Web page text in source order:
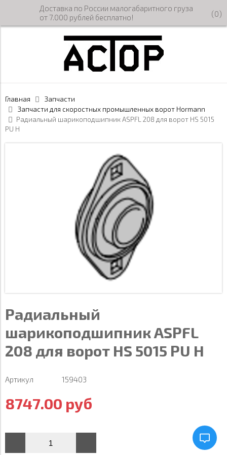
Доставка по России малогабаритного груза
от 7.000 рублей бесплатно!
(0)
Главная
Запчасти
Запчасти для скоростных промышленных ворот Hormann
Радиальный шарикоподшипник ASPFL 208 для ворот HS 5015
PU H
Радиальный
шарикоподшипник ASPFL
208 для ворот HS 5015 PU H
Артикул 159403
8747.00 руб